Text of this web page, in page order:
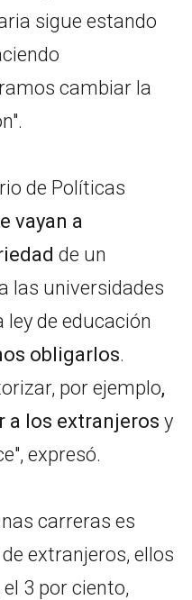
sigue estando
cambiar la
de Políticas
vayan a
de un
las universidades
de educación
obligarlos.
por ejemplo,
a los extranjeros y
expresó.
carreras es
extranjeros, ellos
3 por ciento,